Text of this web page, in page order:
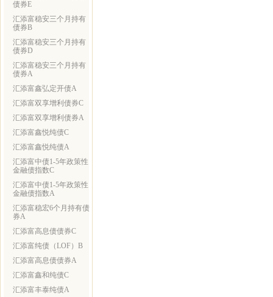
债券E
汇添富稳安三个月持有
债券B
汇添富稳安三个月持有
债券D
汇添富稳安三个月持有
债券A
汇添富鑫弘定开债A
汇添富双享增利债券C
汇添富双享增利债券A
汇添富鑫悦纯债C
汇添富鑫悦纯债A
汇添富中债1-5年政策性
金融债指数C
汇添富中债1-5年政策性
金融债指数A
汇添富稳宏6个月持有债
券A
汇添富高息债债券C
汇添富纯债（LOF）B
汇添富高息债债券A
汇添富鑫和纯债C
汇添富丰泰纯债A